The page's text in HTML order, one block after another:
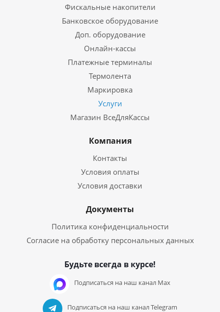
Фискальные накопители
Банковское оборудование
Доп. оборудование
Онлайн-кассы
Платежные терминалы
Термолента
Маркировка
Услуги
Магазин ВсеДляКассы
Компания
Контакты
Условия оплаты
Условия доставки
Документы
Политика конфиденциальности
Согласие на обработку персональных данных
Будьте всегда в курсе!
Подписаться на наш канал Max
Подписаться на наш канал Telegram